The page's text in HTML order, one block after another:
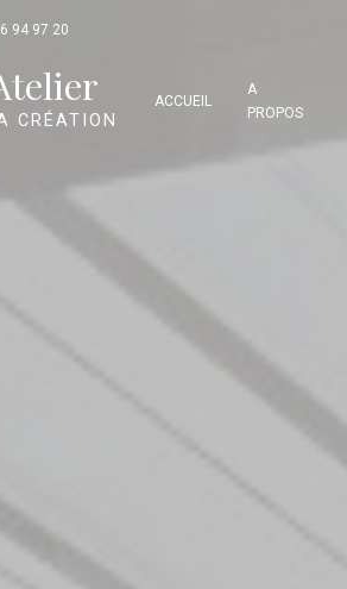
94 97 20
CRÉATION
ACCUEIL
A
PROPOS